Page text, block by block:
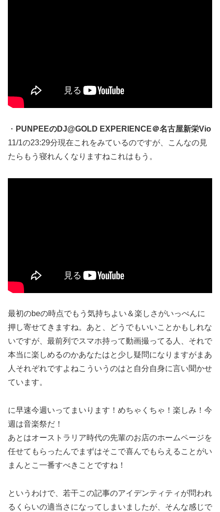
・ PUNPEEのDJ@GOLD EXPERIENCE＠名古屋新栄Vio
11/1の23:29分現在これをみているのですが、こんなの見
たらもう寝れんくなりますねこれはもう。
最初のbeの時点でもう気持ちよい＆楽しさがいっぺんに
押し寄せてきますね。あと、どうでもいいことかもしれな
いですが、最前列でスマホ持って動画撮ってる人、それで
本当に楽しめるのかあなたはと少し疑問になりますがまあ
人それぞれですよねこういうのはと自分自身に言い聞かせ
ています。
に早速今週いってまいります！めちゃくちゃ！楽しみ！今
週は音楽祭だ！
あとはオーストラリア時代の先輩のお店のホームページを
任せてもらったんでまずはそこで喜んでもらえることがい
まんとこ一番すべきことですね！
というわけで、若干この記事のアイデンティティが問われ
るくらいの適当さになってしまいましたが、そんな感じで